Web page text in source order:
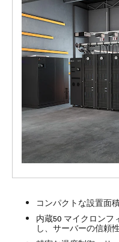
コンパクトな設置面積
内蔵50 マイクロンフ
し、サーバーの信頼